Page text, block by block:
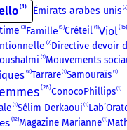
1 Émirats arabes unis 3
3 Famille 5 Créteil 1 Viol 15
2 Directive devoir
1 Mouvements
8 Tarrare 1 Samouraïs 1
26 ConocoPhillips 1
1 Sélim Derkaoui 1
12 Magazine Marianne 1